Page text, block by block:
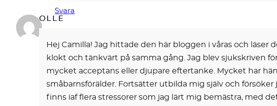
Svara
OLLE
Hej Camilla! Jag hittade den här bloggen i våras och
klokt och tänkvärt på samma gång. Jag blev sjukskriven
mycket acceptans eller djupare eftertanke. Mycket har
småbarnsförälder. Fortsätter utbilda mig själv och
finns iaf flera stressorer som jag lärt mig bemästra, med